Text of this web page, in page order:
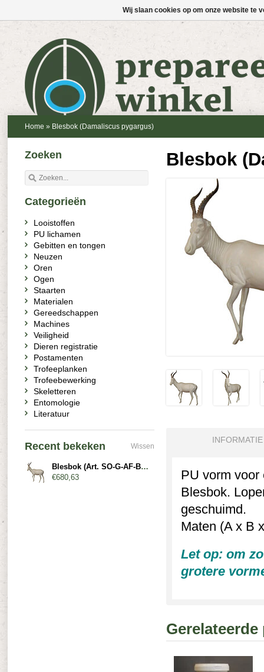
Home » Blesbok (Damaliscus pygargus)
Blesbok
INFORMATIE
PU vorm voor
Blesbok.
geschuimd.
Maten (A x B
Let op: om
grotere
Zoeken
Categorieën
Looistoffen
PU lichamen
Gebitten en tongen
Neuzen
Oren
Ogen
Staarten
Materialen
Gereedschappen
Machines
Veiligheid
Dieren registratie
Postamenten
Trofeeplanken
Trofeebewerking
Skeletteren
Entomologie
Literatuur
Recent bekeken Wissen
Blesbok (Art. SO-G-AF-BL5-L)
€680,63
Wij slaan cookies op om onze website te